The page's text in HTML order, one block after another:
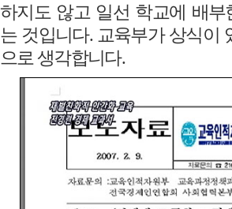
하지도 않고 일선 학교에 배
는 것입니다. 교육부가 상식이
으로 생각합니다.